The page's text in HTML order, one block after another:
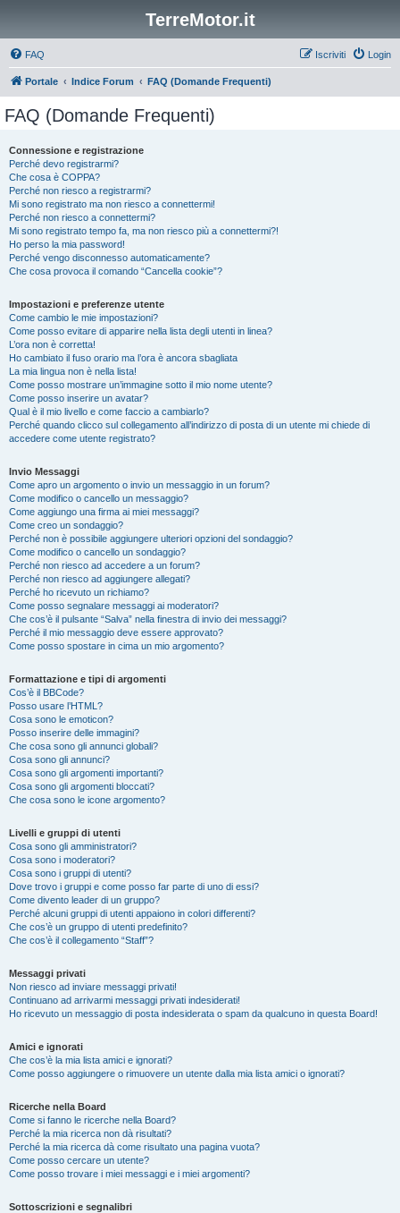
TerreMotor.it
FAQ Login
Iscriviti
Portale Indice Forum FAQ (Domande Frequenti)
FAQ (Domande Frequenti)
Connessione e registrazione
Perché devo registrarmi?
Che cosa è COPPA?
Perché non riesco a registrarmi?
Mi sono registrato ma non riesco a connettermi!
Perché non riesco a connettermi?
Mi sono registrato tempo fa, ma non riesco più a connettermi?!
Ho perso la mia password!
Perché vengo disconnesso automaticamente?
Che cosa provoca il comando “Cancella cookie”?
Impostazioni e preferenze utente
Come cambio le mie impostazioni?
Come posso evitare di apparire nella lista degli utenti in linea?
L’ora non è corretta!
Ho cambiato il fuso orario ma l’ora è ancora sbagliata
La mia lingua non è nella lista!
Come posso mostrare un’immagine sotto il mio nome utente?
Come posso inserire un avatar?
Qual è il mio livello e come faccio a cambiarlo?
Perché quando clicco sul collegamento all’indirizzo di posta di un utente mi chiede di
accedere come utente registrato?
Invio Messaggi
Come apro un argomento o invio un messaggio in un forum?
Come modifico o cancello un messaggio?
Come aggiungo una firma ai miei messaggi?
Come creo un sondaggio?
Perché non è possibile aggiungere ulteriori opzioni del sondaggio?
Come modifico o cancello un sondaggio?
Perché non riesco ad accedere a un forum?
Perché non riesco ad aggiungere allegati?
Perché ho ricevuto un richiamo?
Come posso segnalare messaggi ai moderatori?
Che cos’è il pulsante “Salva” nella finestra di invio dei messaggi?
Perché il mio messaggio deve essere approvato?
Come posso spostare in cima un mio argomento?
Formattazione e tipi di argomenti
Cos’è il BBCode?
Posso usare l’HTML?
Cosa sono le emoticon?
Posso inserire delle immagini?
Che cosa sono gli annunci globali?
Cosa sono gli annunci?
Cosa sono gli argomenti importanti?
Cosa sono gli argomenti bloccati?
Che cosa sono le icone argomento?
Livelli e gruppi di utenti
Cosa sono gli amministratori?
Cosa sono i moderatori?
Cosa sono i gruppi di utenti?
Dove trovo i gruppi e come posso far parte di uno di essi?
Come divento leader di un gruppo?
Perché alcuni gruppi di utenti appaiono in colori differenti?
Che cos’è un gruppo di utenti predefinito?
Che cos’è il collegamento “Staff”?
Messaggi privati
Non riesco ad inviare messaggi privati!
Continuano ad arrivarmi messaggi privati indesiderati!
Ho ricevuto un messaggio di posta indesiderata o spam da qualcuno in questa Board!
Amici e ignorati
Che cos’è la mia lista amici e ignorati?
Come posso aggiungere o rimuovere un utente dalla mia lista amici o ignorati?
Ricerche nella Board
Come si fanno le ricerche nella Board?
Perché la mia ricerca non dà risultati?
Perché la mia ricerca dà come risultato una pagina vuota?
Come posso cercare un utente?
Come posso trovare i miei messaggi e i miei argomenti?
Sottoscrizioni e segnalibri